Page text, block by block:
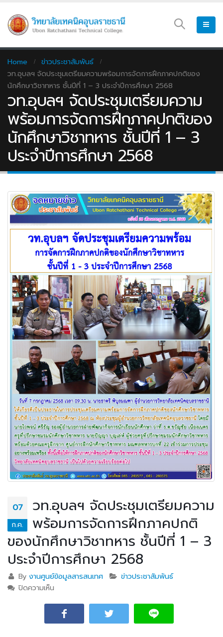
Home
ข่าวประชาสัมพันธ์
วท.อุบลฯ จัดประชุมเตรียมความพร้อมการจัดการฝึกภาคปกติของ
นักศึกษาวิชาทหาร ชั้นปีที่ 1 – 3 ประจำปีการศึกษา 2568
วท.อุบลฯ จัดประชุมเตรียมความ
พร้อมการจัดการฝึกภาคปกติของ
นักศึกษาวิชาทหาร ชั้นปีที่ 1 – 3
ประจำปีการศึกษา 2568
07
ก.ค.
วท.อุบลฯ จัดประชุมเตรียมความ
พร้อมการจัดการฝึกภาคปกติ
ของนักศึกษาวิชาทหาร ชั้นปีที่ 1 – 3
ประจำปีการศึกษา 2568
Byงานศูนย์ข้อมูลสารสนเทศ
ข่าวประชาสัมพันธ์
ปิดความเห็น
ศึกษา 2568